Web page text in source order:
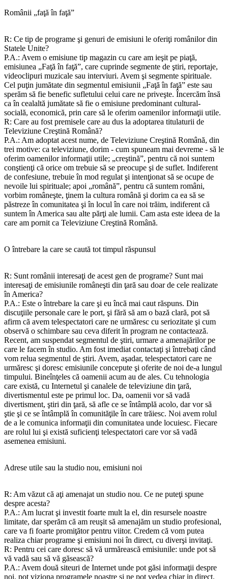
Românii „faţă în faţă”
R: Ce tip de programe şi genuri de emisiuni le oferiţi românilor din
Statele Unite?
P.A.: Avem o emisiune tip magazin cu care am ieşit pe piaţă,
emisiunea „Faţă în faţă”, care cuprinde segmente de ştiri, reportaje,
videoclipuri muzicale sau interviuri. Avem şi segmente spirituale.
Cel puţin jumătate din segmentul emisiunii „Faţă în faţă” este sau
sperăm să fie benefic sufletului celui care ne priveşte. Încercăm însă
ca în cealaltă jumătate să fie o emisiune predominant cultural-
socială, economică, prin care să le oferim oamenilor informaţii utile.
R: Care au fost premisele care au dus la adoptarea titulaturii de
Televiziune Creştină Română?
P.A.: Am adoptat acest nume, de Televiziune Creştină Română, din
trei motive: ca televiziune, dorim - cum spuneam mai devreme - să le
oferim oamenilor informaţii utile; „creştină”, pentru că noi suntem
conştienţi că orice om trebuie să se preocupe şi de suflet. Indiferent
de confesiune, trebuie în mod regulat şi intenţionat să se ocupe de
nevoile lui spirituale; apoi „română”, pentru că suntem români,
vorbim româneşte, ţinem la cultura română şi dorim ca ea să se
păstreze în comunitatea şi în locul în care noi trăim, indiferent că
suntem în America sau alte părţi ale lumii. Cam asta este ideea de la
care am pornit ca Televiziune Creştină Română.
O întrebare la care se caută tot timpul răspunsul
R: Sunt românii interesaţi de acest gen de programe? Sunt mai
interesaţi de emisiunile româneşti din ţară sau doar de cele realizate
în America?
P.A.: Este o întrebare la care şi eu încă mai caut răspuns. Din
discuţiile personale care le port, şi fără să am o bază clară, pot să
afirm că avem telespectatori care ne urmăresc cu seriozitate şi cum
observă o schimbare sau ceva diferit în program ne contactează.
Recent, am suspendat segmentul de ştiri, urmare a amenajărilor pe
care le facem în studio. Am fost imediat contactaţi şi întrebaţi când
vom relua segmentul de ştiri. Avem, aşadar, telespectatori care ne
urmăresc şi doresc emisiunile concepute şi oferite de noi de-a lungul
timpului. Bineînţeles că oamenii acum au de ales. Cu tehnologia
care există, cu Internetul şi canalele de televiziune din ţară,
divertismentul este pe primul loc. Da, oamenii vor să vadă
divertisment, ştiri din ţară, să afle ce se întâmplă acolo, dar vor să
ştie şi ce se întâmplă în comunităţile în care trăiesc. Noi avem rolul
de a le comunica informaţii din comunitatea unde locuiesc. Fiecare
are rolul lui şi există suficienţi telespectatori care vor să vadă
asemenea emisiuni.
Adrese utile sau la studio nou, emisiuni noi
R: Am văzut că aţi amenajat un studio nou. Ce ne puteţi spune
despre acesta?
P.A.: Am lucrat şi investit foarte mult la el, din resursele noastre
limitate, dar sperăm că am reuşit să amenajăm un studio profesional,
care va fi foarte promiţător pentru viitor. Credem că vom putea
realiza chiar programe şi emisiuni noi în direct, cu diverşi invitaţi.
R: Pentru cei care doresc să vă urmărească emisiunile: unde pot să
vă vadă sau să vă găsească?
P.A.: Avem două siteuri de Internet unde pot găsi informaţii despre
noi, pot viziona programele noastre şi ne pot vedea chiar in direct.